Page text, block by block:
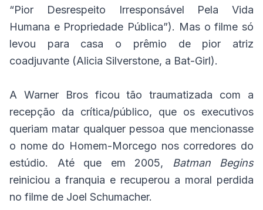
“Pior Desrespeito Irresponsável Pela Vida
Humana e Propriedade Pública”). Mas o filme só
levou para casa o prêmio de pior atriz
coadjuvante (Alicia Silverstone, a Bat-Girl).
A Warner Bros ficou tão traumatizada com a
recepção da crítica/público, que os executivos
queriam matar qualquer pessoa que mencionasse
o nome do Homem-Morcego nos corredores do
estúdio. Até que em 2005, Batman Begins
reiniciou a franquia e recuperou a moral perdida
no filme de Joel Schumacher.